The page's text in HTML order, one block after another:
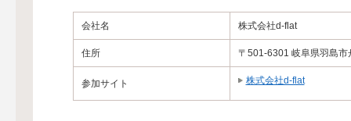
会社名 株式会社d-flat
住所 〒501-6301 岐阜県羽島市
参加サイト 株式会社d-flat